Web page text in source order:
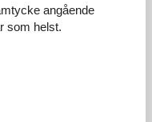
angående
som helst.